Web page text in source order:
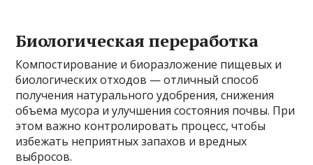
Биологическая переработка
Компостирование и биоразложение пищевых и
биологических отходов — отличный способ
получения натурального удобрения, снижения
объема мусора и улучшения состояния почвы. При
этом важно контролировать процесс, чтобы
избежать неприятных запахов и вредных
выбросов.